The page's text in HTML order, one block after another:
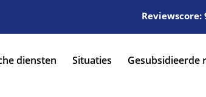
diensten Situaties Gesubsidieerde